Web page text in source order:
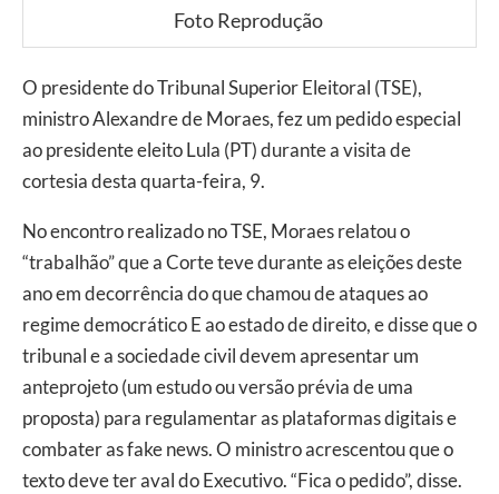
Foto Reprodução
O presidente do Tribunal Superior Eleitoral (TSE),
ministro Alexandre de Moraes, fez um pedido especial
ao presidente eleito Lula (PT) durante a visita de
cortesia desta quarta-feira, 9.
No encontro realizado no TSE, Moraes relatou o
“trabalhão” que a Corte teve durante as eleições deste
ano em decorrência do que chamou de ataques ao
regime democrático E ao estado de direito, e disse que o
tribunal e a sociedade civil devem apresentar um
anteprojeto (um estudo ou versão prévia de uma
proposta) para regulamentar as plataformas digitais e
combater as fake news. O ministro acrescentou que o
texto deve ter aval do Executivo. “Fica o pedido”, disse.